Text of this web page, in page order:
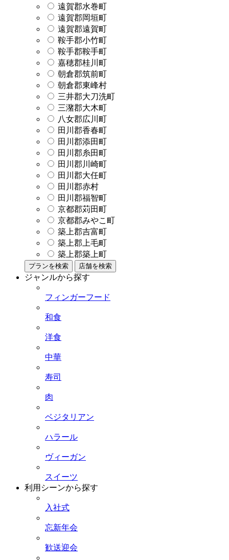
遠賀郡水巻町
遠賀郡岡垣町
遠賀郡遠賀町
鞍手郡小竹町
鞍手郡鞍手町
嘉穂郡桂川町
朝倉郡筑前町
朝倉郡東峰村
三井郡大刀洗町
三潴郡大木町
八女郡広川町
田川郡香春町
田川郡添田町
田川郡糸田町
田川郡川崎町
田川郡大任町
田川郡赤村
田川郡福智町
京都郡苅田町
京都郡みやこ町
築上郡吉富町
築上郡上毛町
築上郡築上町
プランを検索 店舗を検索
ジャンルから探す
フィンガーフード
和食
洋食
中華
寿司
肉
ベジタリアン
ハラール
ヴィーガン
スイーツ
利用シーンから探す
入社式
忘新年会
歓送迎会